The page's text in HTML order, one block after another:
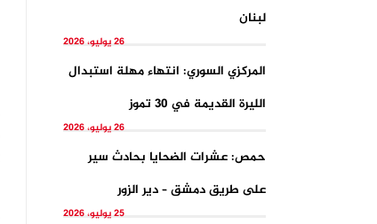
لبنان
26 يوليو، 2026
المركزي السوري: انتهاء مهلة استبدال
الليرة القديمة في 30 تموز
26 يوليو، 2026
حمص: عشرات الضحايا بحادث سير
على طريق دمشق – دير الزور
25 يوليو، 2026